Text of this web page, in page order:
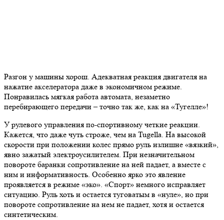
Разгон у машины хорош. Адекватная реакция двигателя на
нажатие акселератора даже в экономичном режиме.
Понравилась мягкая работа автомата, незаметно
перебирающего передачи – точно так же, как на «Тугелле»!
У рулевого управления по-спортивному четкие реакции.
Кажется, что даже чуть строже, чем на Tugella. На высокой
скорости при положении колес прямо руль излишне «вязкий»,
явно зажатый электроусилителем. При незначительном
повороте баранки сопротивление на ней падает, а вместе с
ним и информативность. Особенно ярко это явление
проявляется в режиме «эко». «Спорт» немного исправляет
ситуацию. Руль хоть и остается туговатым в «нуле», но при
повороте сопротивление на нем не падает, хотя и остается
синтетическим.